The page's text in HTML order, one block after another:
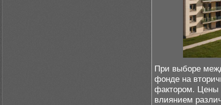
При выборе
фонде на
фактором. Цены
влиянием